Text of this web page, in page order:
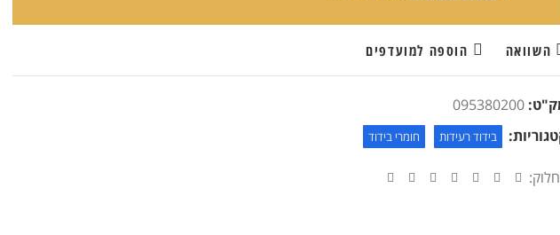
השוואה הוספה למועדפים
095380200
בידוד רעידות חומרי בידוד